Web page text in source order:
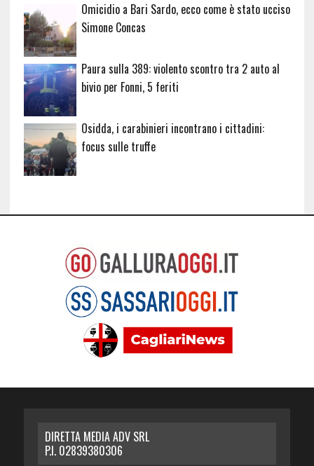
Omicidio a Bari Sardo, ecco come è stato ucciso
Simone Concas
Paura sulla 389: violento scontro tra 2 auto al
bivio per Fonni, 5 feriti
Osidda, i carabinieri incontrano i cittadini:
focus sulle truffe
DIRETTA MEDIA ADV SRL
P.I. 02839380306